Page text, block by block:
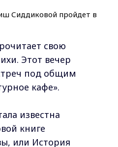
свою
Этот вечер
под общим
кафе».
известна
книге
или История